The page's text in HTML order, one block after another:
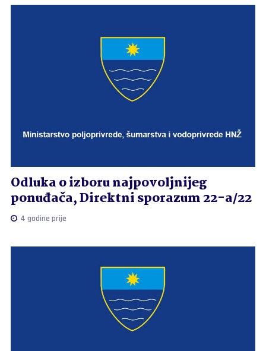
Odluka o izboru najpovoljnijeg
ponuđača, Direktni sporazum 22-a/22
4 godine prije